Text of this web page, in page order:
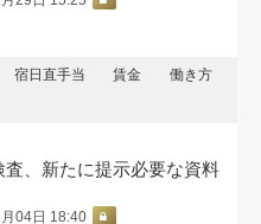
宿日直手当 賃金
働き方
査、新たに提示必要な資料
04日 18:40